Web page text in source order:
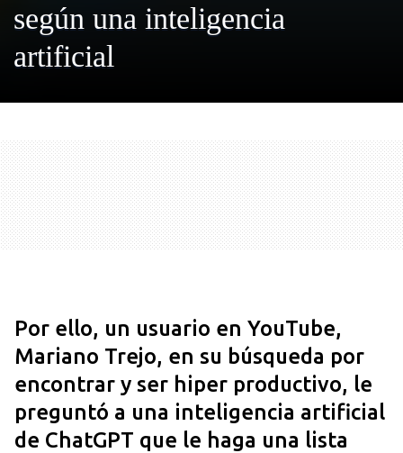
según una inteligencia
artificial
Por ello, un usuario en YouTube,
Mariano Trejo, en su búsqueda por
encontrar y ser hiper productivo, le
preguntó a una inteligencia artificial
de ChatGPT que le haga una lista